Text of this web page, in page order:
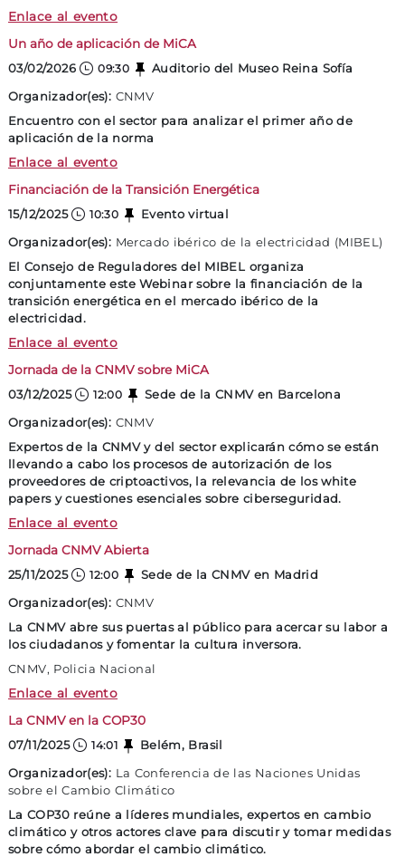
Enlace al eventoPresentación del Plan de Actividades 2026
Un año de aplicación de MiCA
03/02/2026
09:30
Auditorio del Museo Reina Sofía
Organizador(es): CNMV
Encuentro con el sector para analizar el primer año de
aplicación de la norma
Enlace al eventoUn año de aplicación de MiCA
Financiación de la Transición Energética
15/12/2025
10:30
Evento virtual
Organizador(es): Mercado ibérico de la electricidad (MIBEL)
El Consejo de Reguladores del MIBEL organiza
conjuntamente este Webinar sobre la financiación de la
transición energética en el mercado ibérico de la
electricidad.
Enlace al eventoFinanciación de la Transición Energética
Jornada de la CNMV sobre MiCA
03/12/2025
12:00
Sede de la CNMV en Barcelona
Organizador(es): CNMV
Expertos de la CNMV y del sector explicarán cómo se están
llevando a cabo los procesos de autorización de los
proveedores de criptoactivos, la relevancia de los white
papers y cuestiones esenciales sobre ciberseguridad.
Enlace al eventoJornada de la CNMV sobre MiCA
Jornada CNMV Abierta
25/11/2025
12:00
Sede de la CNMV en Madrid
Organizador(es): CNMV
La CNMV abre sus puertas al público para acercar su labor a
los ciudadanos y fomentar la cultura inversora.
CNMV, Policia Nacional
Enlace al eventoJornada CNMV Abierta
La CNMV en la COP30
07/11/2025
14:01
Belém, Brasil
Organizador(es): La Conferencia de las Naciones Unidas
sobre el Cambio Climático
La COP30 reúne a líderes mundiales, expertos en cambio
climático y otros actores clave para discutir y tomar medidas
sobre cómo abordar el cambio climático.